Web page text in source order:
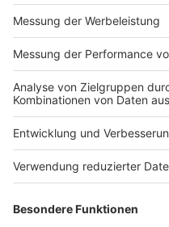
Nutzungsbedingungen
Impressum
Das Band-ABC
Jobs